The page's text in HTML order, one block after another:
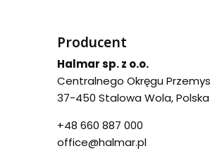
Producent
Halmar sp. z o.o.
Centralnego Okręgu
37-450 Stalowa Wola, Polska
+48 660 887 000
office@halmar.pl